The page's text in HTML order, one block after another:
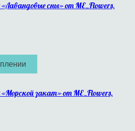
сны» от ME_Flowers,
закат» от ME_Flowers,